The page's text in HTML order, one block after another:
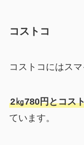
コストコ
コストコにはス
2㎏780円とコス
ています。